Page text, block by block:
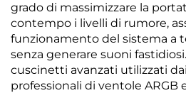
grado di massimizzare la
contempo i livelli di rumore,
funzionamento del sistema a
senza generare suoni
cuscinetti avanzati utilizzati
professionali di ventole ARGB